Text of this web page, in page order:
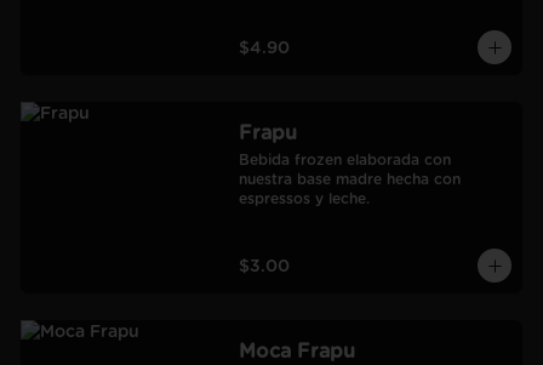
$4.90
Frapu
Bebida frozen elaborada con
nuestra base madre hecha con
espressos y leche.
$3.00
Moca Frapu